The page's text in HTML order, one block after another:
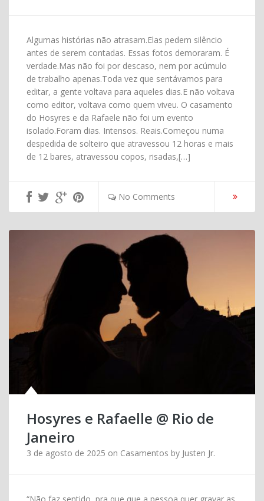
Algumas histórias não atrasam.Elas pedem silêncio
antes de serem contadas. Essas fotos demoraram. É
verdade.Mas não foi por descaso, nem por acúmulo
de trabalho apenas.Toda vez que sentávamos para
editar, a gente voltava para aqueles dias.E não voltava
como editor, voltava como quem viveu. O casamento
do Hosyres e da Rafaele não foi um evento
isolado.Foram dias. Intensos. Reais.Começou numa
despedida de solteiro que atravessou 12 horas e mais
de 12 bares, atravessou copos, risadas,[…]
No Comments
Hosyres e Rafaelle @ Rio de
Janeiro
3 de agosto de 2025 on Casamentos by Justen Jr.
“Não faz sentido, pra que que a pessoa quer gravar as